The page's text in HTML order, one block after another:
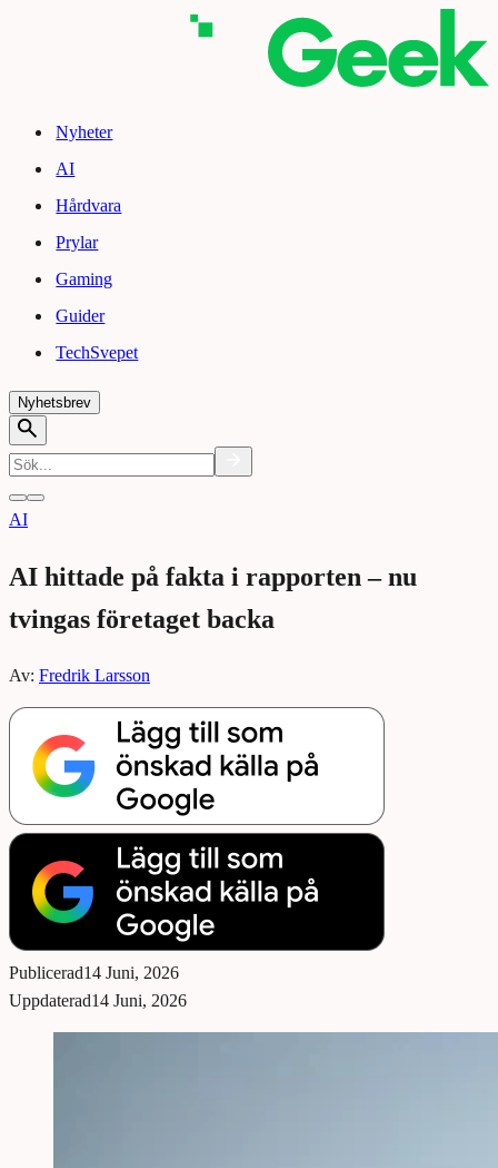
Nyheter
AI
Hårdvara
Prylar
Gaming
Guider
TechSvepet
Nyhetsbrev
AI
AI hittade på fakta i rapporten – nu
tvingas företaget backa
Av: Fredrik Larsson
Publicerad14 Juni, 2026
Uppdaterad14 Juni, 2026